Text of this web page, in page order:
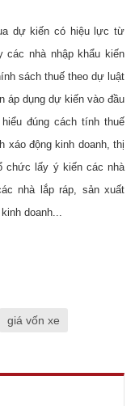
dự kiến có hiệu lực từ
các nhà nhập khẩu kiến
sách thuế theo dự luật
áp dụng dự kiến vào đầu
đúng cách tính thuế
xáo động kinh doanh, thị
chức lấy ý kiến các nhà
nhà lắp ráp, sản xuất
doanh...
giá vốn xe